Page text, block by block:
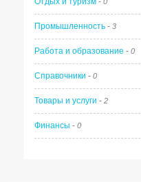
Промышленность - 3
Работа и образование - 0
Справочники - 0
Товары и услуги - 2
Финансы - 0